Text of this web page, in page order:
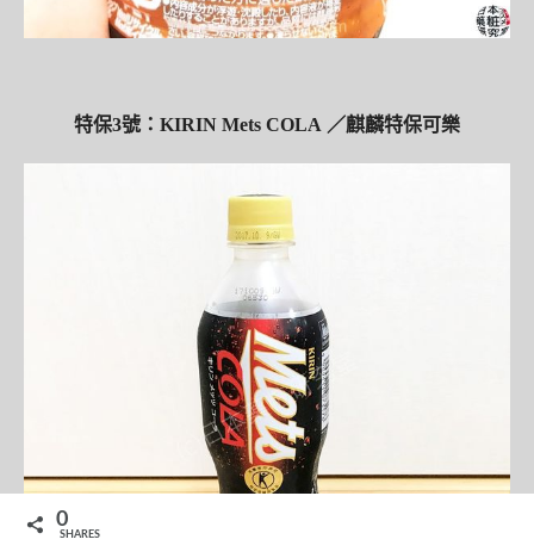
特保3號：KIRIN Mets COLA ／麒麟特保可樂
0
SHARES